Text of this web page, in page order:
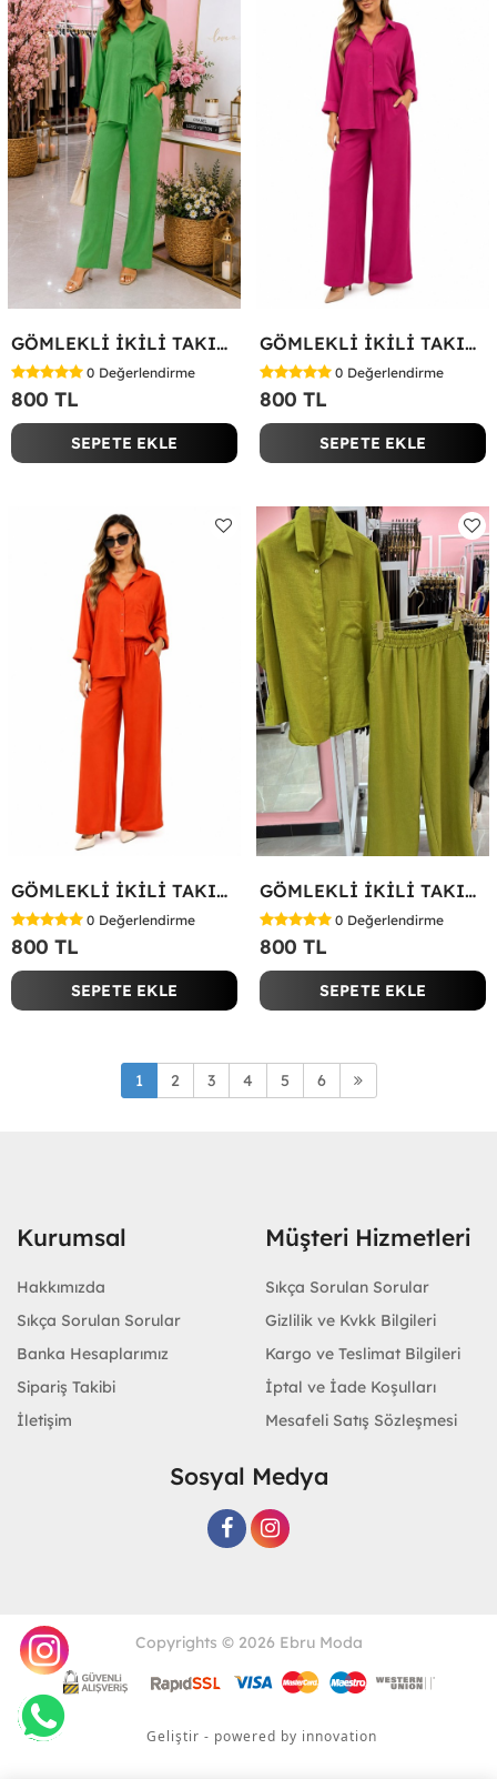
GÖMLEKLİ İKİLİ TAKIM Koyu Yeşil
0 Değerlendirme
800 TL
SEPETE EKLE
GÖMLEKLİ İKİLİ TAKIM Fuşya
0 Değerlendirme
800 TL
SEPETE EKLE
GÖMLEKLİ İKİLİ TAKIM Kırmızı
0 Değerlendirme
800 TL
SEPETE EKLE
GÖMLEKLİ İKİLİ TAKIM Yeşil
0 Değerlendirme
800 TL
SEPETE EKLE
1 2 3 4 5 6
Kurumsal
Hakkımızda
Sıkça Sorulan Sorular
Banka Hesaplarımız
Sipariş Takibi
İletişim
Müşteri Hizmetleri
Sıkça Sorulan Sorular
Gizlilik ve Kvkk Bilgileri
Kargo ve Teslimat Bilgileri
İptal ve İade Koşulları
Mesafeli Satış Sözleşmesi
Sosyal Medya
Copyrights © 2026 Ebru Moda
Geliştir - powered by innovation